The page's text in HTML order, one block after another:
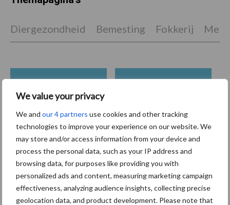
We value your privacy
We and our 4 partners use cookies and other tracking
technologies to improve your experience on our website. We
may store and/or access information from your device and
process the personal data, such as your IP address and
browsing data, for purposes like providing you with
personalized ads and content, measuring marketing campaign
effectiveness, analyzing audience insights, collecting precise
geolocation data, and product development. Please note that
Primaire
Diergezondheid Bemesting Fokkerij
Beregening
Toon meer